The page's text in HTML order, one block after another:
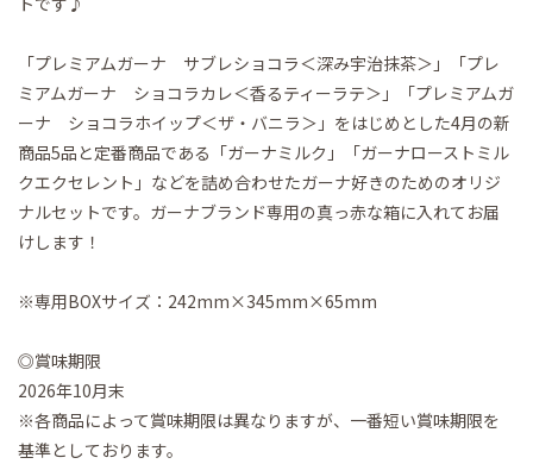
「プレミアムガーナ サブレショコラ＜深み宇治抹茶＞」「プレ
ミアムガーナ ショコラカレ＜香るティーラテ＞」「プレミアムガ
ーナ ショコラホイップ＜ザ・バニラ＞」をはじめとした4月の新
商品5品と定番商品である「ガーナミルク」「ガーナローストミル
クエクセレント」などを詰め合わせたガーナ好きのためのオリジ
ナルセットです。ガーナブランド専用の真っ赤な箱に入れてお届
けします！
※専用BOXサイズ：242mm×345mm×65mm
◎賞味期限
2026年10月末
※各商品によって賞味期限は異なりますが、一番短い賞味期限を
基準としております。